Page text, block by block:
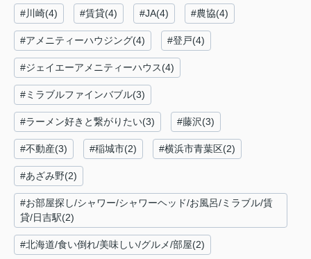
#川崎(4) #賃貸(4) #JA(4) #農協(4)
#アメニティーハウジング(4) #登戸(4)
#ジェイエーアメニティーハウス(4)
#ミラブルファインバブル(3)
#ラーメン好きと繋がりたい(3) #藤沢(3)
#不動産(3) #稲城市(2) #横浜市青葉区(2)
#あざみ野(2)
#お部屋探し/シャワー/シャワーヘッド/お風呂/ミラブル/賃
貸/日吉駅(2)
#北海道/食い倒れ/美味しい/グルメ/部屋(2)